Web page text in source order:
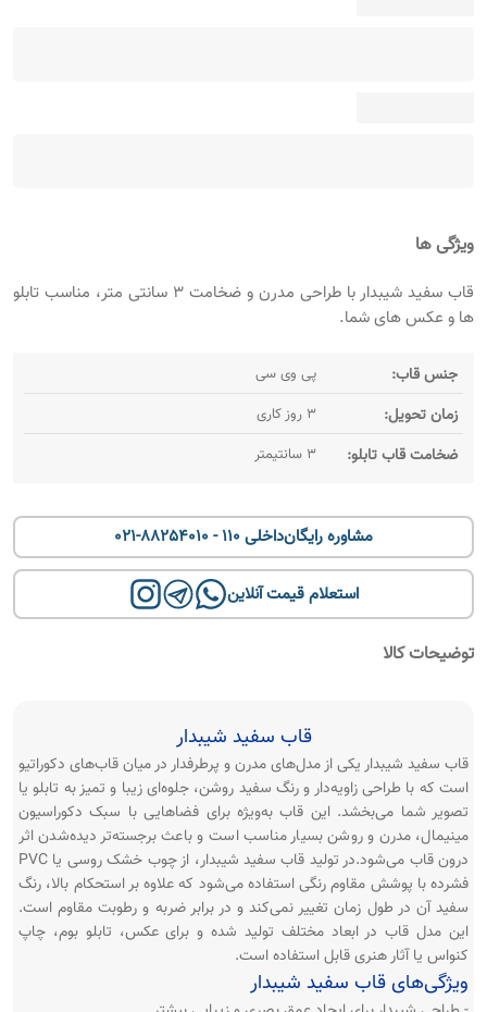
ویژگی ها
قاب سفید شیبدار با طراحی مدرن و ضخامت ۳ سانتی‌ متر، مناسب تابلو
ها و عکس‌ های شما.
جنس قاب: پی وی سی
زمان تحویل: 3 روز کاری
ضخامت قاب تابلو: 3 سانتیمتر
مشاوره رایگان021-88254010 - داخلی 110
استعلام قیمت آنلاین
توضیحات کالا
قاب سفید شیبدار
قاب سفید شیبدار یکی از مدل‌های مدرن و پرطرفدار در میان قاب‌های دکوراتیو
است که با طراحی زاویه‌دار و رنگ سفید روشن، جلوه‌ای زیبا و تمیز به تابلو یا
تصویر شما می‌بخشد. این قاب به‌ویژه برای فضاهایی با سبک دکوراسیون
مینیمال، مدرن و روشن بسیار مناسب است و باعث برجسته‌تر دیده‌شدن اثر
درون قاب می‌شود.در تولید قاب سفید شیبدار، از چوب خشک روسی یا PVC
فشرده با پوشش مقاوم رنگی استفاده می‌شود که علاوه بر استحکام بالا، رنگ
سفید آن در طول زمان تغییر نمی‌کند و در برابر ضربه و رطوبت مقاوم است.
این مدل قاب در ابعاد مختلف تولید شده و برای عکس، تابلو بوم، چاپ
کنواس یا آثار هنری قابل استفاده است.
ویژگی‌های قاب سفید شیبدار